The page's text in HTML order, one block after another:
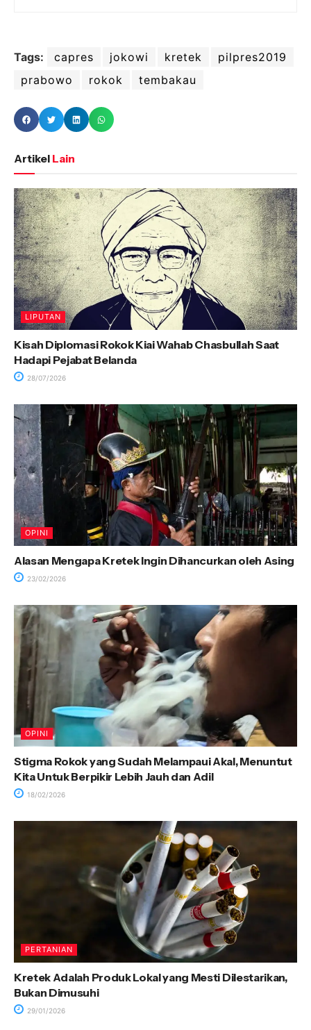
Tags: capres jokowi kretek
pilpres2019
prabowo
rokok tembakau
Artikel Lain
LIPUTAN
Kisah Diplomasi Rokok Kiai Wahab Chasbullah Saat
Hadapi Pejabat Belanda
28/07/2026
OPINI
Alasan Mengapa Kretek Ingin Dihancurkan oleh Asing
23/02/2026
OPINI
Stigma Rokok yang Sudah Melampaui Akal, Menuntut
Kita Untuk Berpikir Lebih Jauh dan Adil
18/02/2026
PERTANIAN
Kretek Adalah Produk Lokal yang Mesti Dilestarikan,
Bukan Dimusuhi
29/01/2026